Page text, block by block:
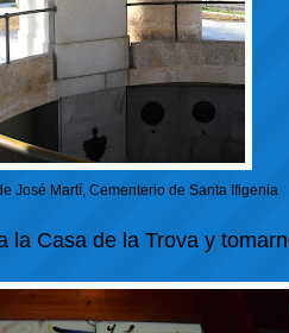
José Martí, Cementerio de Santa Ifigenia
Casa de la Trova y